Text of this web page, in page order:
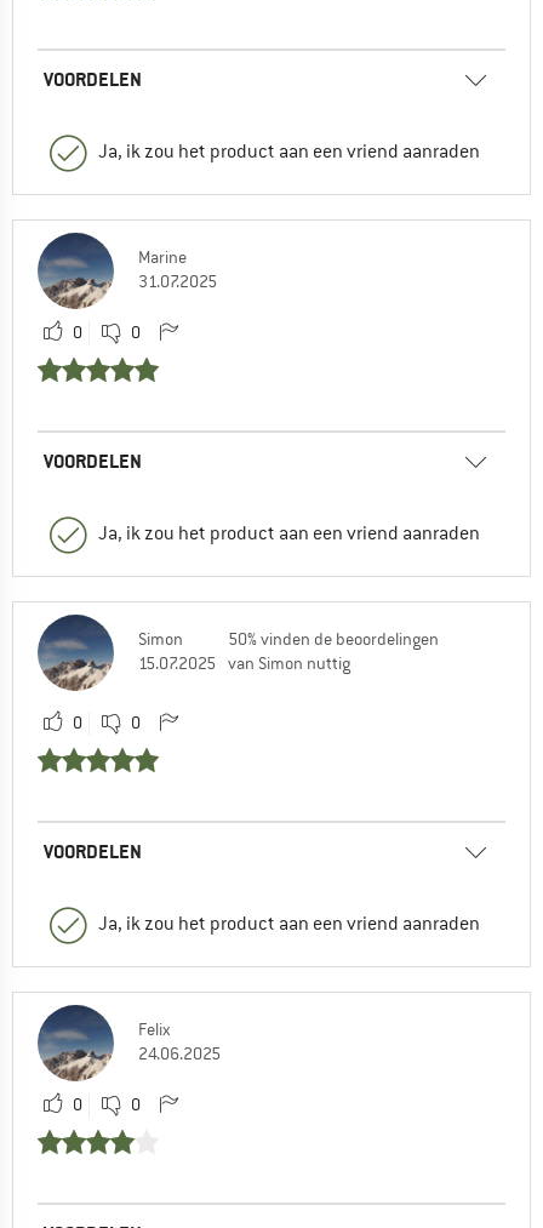
VOORDELEN
Ja, ik zou het product aan een vriend aanraden
Marine
31.07.2025
0 0
VOORDELEN
Ja, ik zou het product aan een vriend aanraden
Simon
15.07.2025
50% vinden de beoordelingen
van Simon nuttig
0 0
VOORDELEN
Ja, ik zou het product aan een vriend aanraden
Felix
24.06.2025
0 0